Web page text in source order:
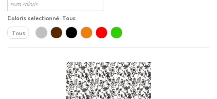
Coloris selectionné: Tous
Tous